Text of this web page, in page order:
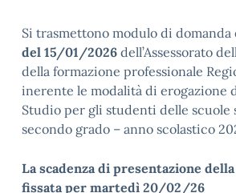
Si trasmettono modulo di domanda
del 15/01/2026 dell’Assessorato
della formazione professionale
inerente le modalità di erogazione
Studio per gli studenti delle scuole
secondo grado – anno scolastico
La scadenza di presentazione
fissata per martedì 20/02/26